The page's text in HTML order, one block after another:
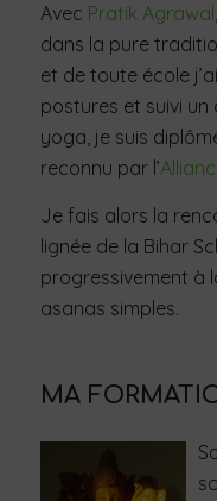
Avec Pratik Agrawal
dans la pure
et de toute école
postures et suivi
yoga, je suis
reconnu par l’
Je fais alors la
lignée de la Bihar
progressivement à
asanas simples.
MA